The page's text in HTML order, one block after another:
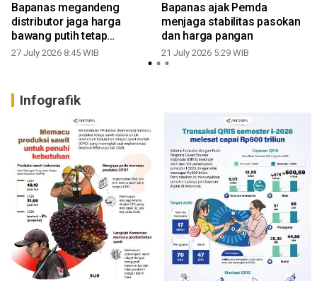
Bapanas megandeng
distributor jaga harga
bawang putih tetap
terkendali
27 July 2026 8:45 WIB
Bapanas ajak Pemda
menjaga stabilitas pasokan
dan harga pangan
21 July 2026 5:29 WIB
Infografik